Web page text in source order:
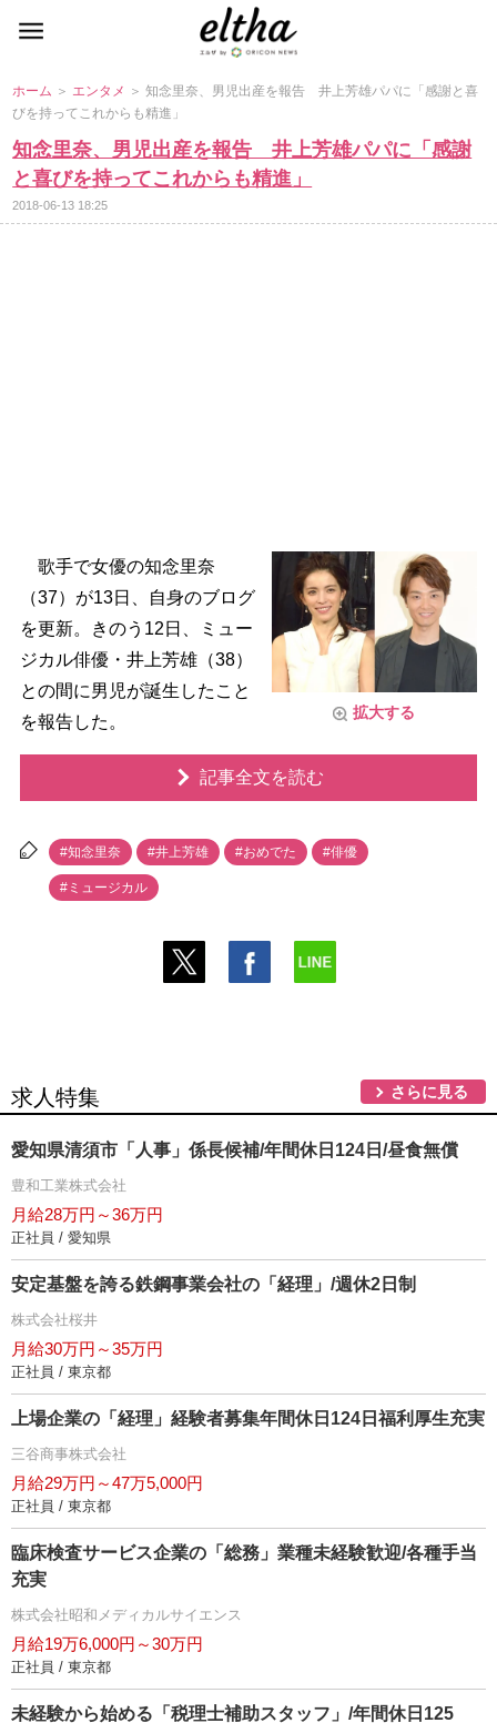
ホーム ＞ エンタメ ＞ 知念里奈、男児出産を報告 井上芳雄パパに「感謝と喜
びを持ってこれからも精進」
知念里奈、男児出産を報告 井上芳雄パパに「感謝
と喜びを持ってこれからも精進」
2018-06-13 18:25
拡大する
歌手で女優の知念里奈
（37）が13日、自身のブログ
を更新。きのう12日、ミュー
ジカル俳優・井上芳雄（38）
との間に男児が誕生したこと
を報告した。
記事全文を読む
#知念里奈 #井上芳雄 #おめでた #俳優
#ミュージカル
求人特集 さらに見る
愛知県清須市「人事」係長候補/年間休日124日/昼食無償
豊和工業株式会社
月給28万円～36万円
正社員 / 愛知県
安定基盤を誇る鉄鋼事業会社の「経理」/週休2日制
株式会社桜井
月給30万円～35万円
正社員 / 東京都
上場企業の「経理」経験者募集年間休日124日福利厚生充実
三谷商事株式会社
月給29万円～47万5,000円
正社員 / 東京都
臨床検査サービス企業の「総務」業種未経験歓迎/各種手当
充実
株式会社昭和メディカルサイエンス
月給19万6,000円～30万円
正社員 / 東京都
未経験から始める「税理士補助スタッフ」/年間休日125